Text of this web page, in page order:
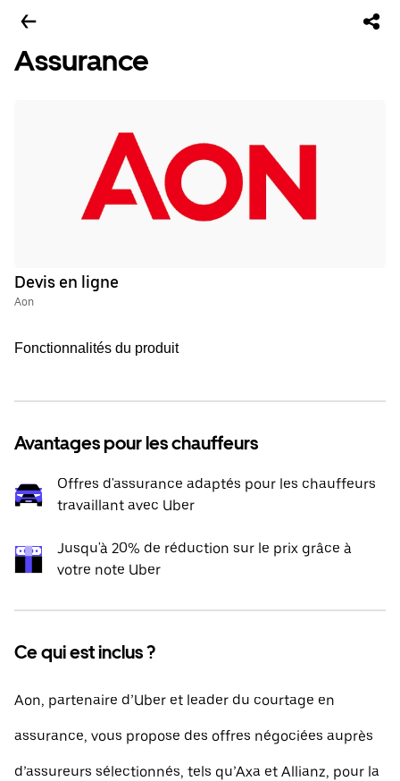
Assurance
Devis en ligne
Aon
Fonctionnalités du produit
Avantages pour les chauffeurs
Offres d'assurance adaptés pour les chauffeurs
travaillant avec Uber
Jusqu'à 20% de réduction sur le prix grâce à
votre note Uber
Ce qui est inclus ?
Aon, partenaire d’Uber et leader du courtage en
assurance, vous propose des offres négociées auprès
d’assureurs sélectionnés, tels qu’Axa et Allianz, pour la